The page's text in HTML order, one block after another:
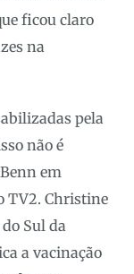
ficou claro
na
pela
não é
em
TV2. Christine
Sul da
a vacinação